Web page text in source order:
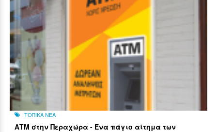
ΤΟΠΙΚΑ ΝΕΑ
ΑΤΜ στην Περαχώρα - Ένα πάγιο αίτημα των